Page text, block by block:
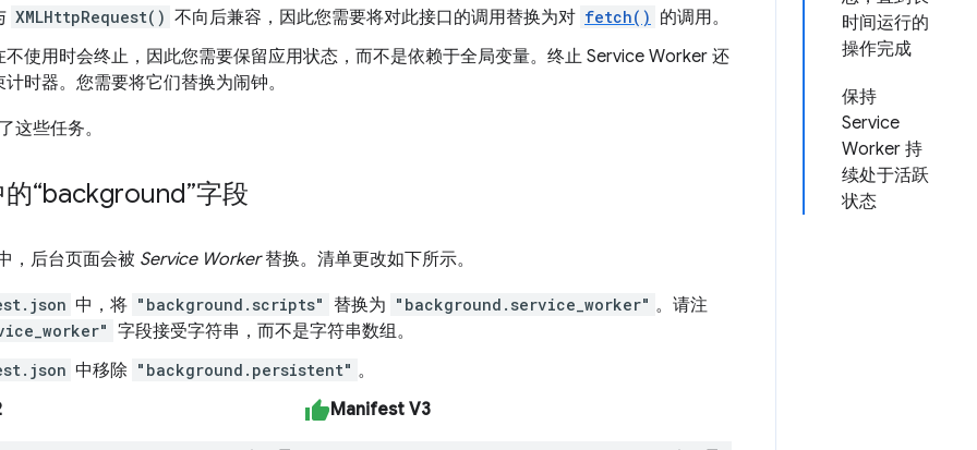
时间运行的
操作完成
保持
Service
Worker 持
续处于活跃
状态
XMLHttpRequest() 不向后兼容，因此您需要将对此接口的调用替换为对 fetch() 的调用。
不使用时会终止，因此您需要保留应用状态，而不是依赖于全局变量。终止 Service Worker 还
时器。您需要将它们替换为闹钟。
这些任务。
“background”字段
，后台页面会被 Service Worker替换。清单更改如下所示。
中，将 "background.scripts" 替换为 "background.service_worker" 。请注
字段接受字符串，而不是字符串数组。
中移除 "background.persistent" 。
Manifest V3